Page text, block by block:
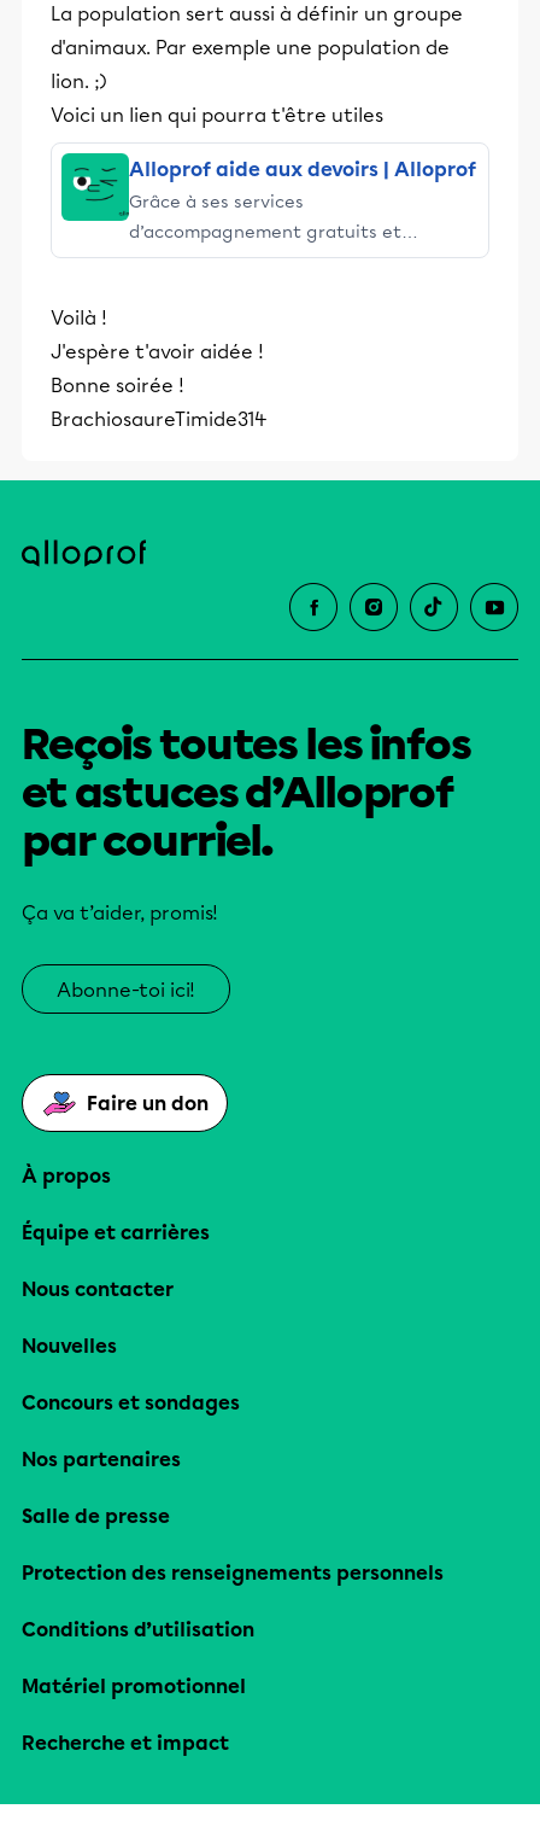
La population sert aussi à définir un groupe
d'animaux. Par exemple une population de
lion. ;)
Voici un lien qui pourra t'être utiles
Alloprof aide aux devoirs | Alloprof
Grâce à ses services
d’accompagnement gratuits et
stimulants, Alloprof engage les élèves
Voilà !
J'espère t'avoir aidée !
Bonne soirée !
BrachiosaureTimide314
Reçois toutes les infos
et astuces d’Alloprof
par courriel.
Ça va t’aider, promis!
Abonne-toi ici!
Faire un don
À propos
Équipe et carrières
Nous contacter
Nouvelles
Concours et sondages
Nos partenaires
Salle de presse
Protection des renseignements personnels
Conditions d’utilisation
Matériel promotionnel
Recherche et impact